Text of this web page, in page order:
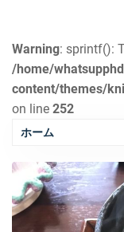
Warning: sprintf():
/home/
content/themes/
on line 252
ホーム